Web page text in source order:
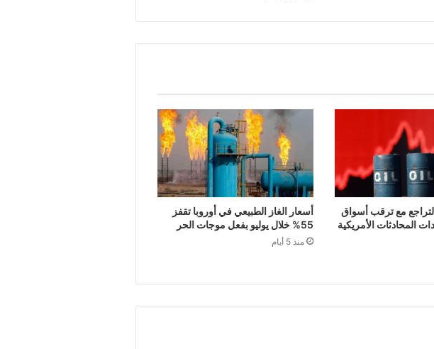
مع ترقب أسواق
المحادثات الأمريكية
أسعار الغاز الطبيعي في أوروبا تقفز
55% خلال يوليو بفعل موجات الحر
منذ 5 أيام